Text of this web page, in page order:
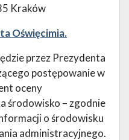
Kraków
Oświęcimia.
przez Prezydenta
postępowanie w
oceny
środowisko – zgodnie
o środowisku
administracyjnego.